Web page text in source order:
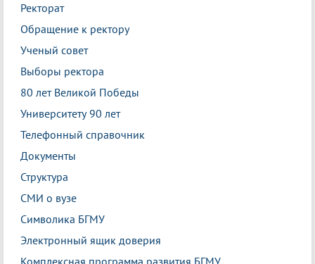
Ректорат
Обращение к ректору
Ученый совет
Выборы ректора
80 лет Великой Победы
Университету 90 лет
Телефонный справочник
Документы
Структура
СМИ о вузе
Символика БГМУ
Электронный ящик доверия
Комплексная программа развития БГМУ